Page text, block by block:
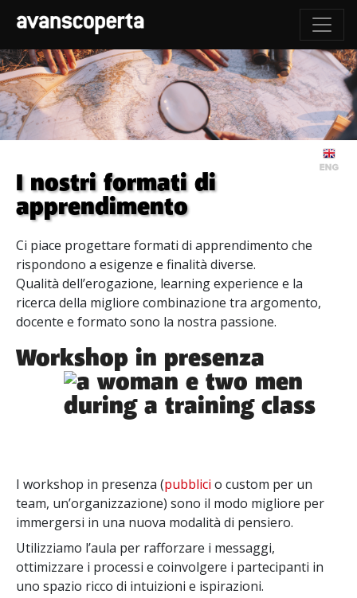
I nostri formati di
apprendimento
Ci piace progettare formati di apprendimento che
rispondono a esigenze e finalità diverse.
Qualità dell’erogazione, learning experience e la
ricerca della migliore combinazione tra argomento,
docente e formato sono la nostra passione.
Workshop in presenza
I workshop in presenza (pubblici o custom per un
team, un’organizzazione) sono il modo migliore per
immergersi in una nuova modalità di pensiero.
Utilizziamo l’aula per rafforzare i messaggi,
ottimizzare i processi e coinvolgere i partecipanti in
uno spazio ricco di intuizioni e ispirazioni.